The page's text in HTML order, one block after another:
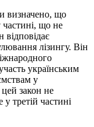
визначено, що
частині, що не
відповідає
лізингу. Він
українським
у
цей закон не
у третій частині